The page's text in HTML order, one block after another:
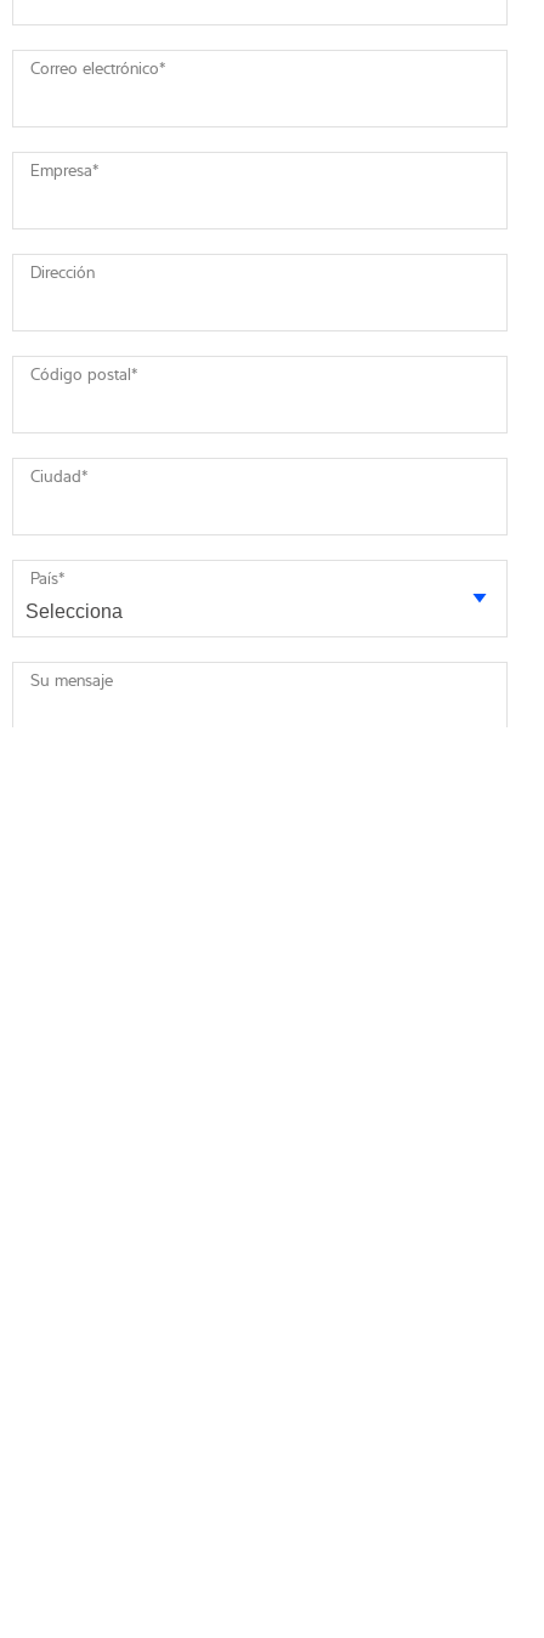
Correo electrónico*
Empresa*
Dirección
Código postal*
Ciudad*
País*
Su mensaje